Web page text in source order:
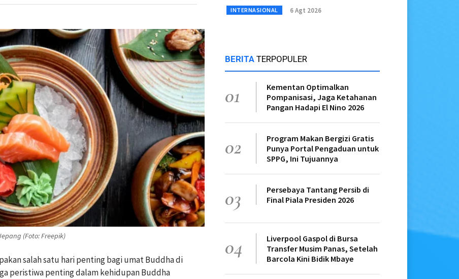
(Foto: Freepik)
salah satu hari penting bagi umat Buddha di
peristiwa penting dalam kehidupan Buddha
INTERNASIONAL 6 Agt 2026
BERITA TERPOPULER
01
Kementan Optimalkan
Pompanisasi, Jaga Ketahanan
Pangan Hadapi El Nino 2026
02
Program Makan Bergizi Gratis
Punya Portal Pengaduan untuk
SPPG, Ini Tujuannya
03
Persebaya Tantang Persib di
Final Piala Presiden 2026
04
Liverpool Gaspol di Bursa
Transfer Musim Panas, Setelah
Barcola Kini Bidik Mbaye